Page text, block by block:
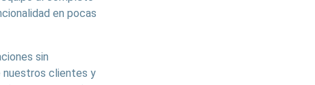
en pocas
sin
nuestros clientes y